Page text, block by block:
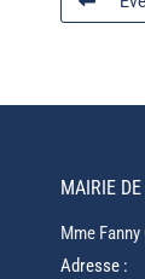
MAIRIE
Mme
Adresse :